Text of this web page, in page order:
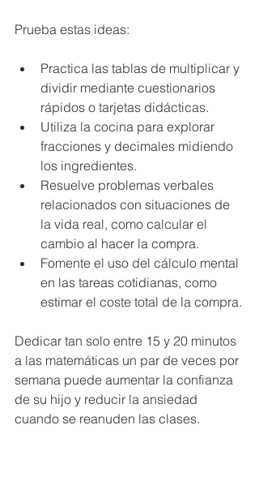
Prueba estas ideas:
Practica las tablas de multiplicar y
dividir mediante cuestionarios
rápidos o tarjetas didácticas.
Utiliza la cocina para explorar
fracciones y decimales midiendo
los ingredientes.
Resuelve problemas verbales
relacionados con situaciones de
la vida real, como calcular el
cambio al hacer la compra.
Fomente el uso del cálculo mental
en las tareas cotidianas, como
estimar el coste total de la compra.
Dedicar tan solo entre 15 y 20 minutos
a las matemáticas un par de veces por
semana puede aumentar la confianza
de su hijo y reducir la ansiedad
cuando se reanuden las clases.